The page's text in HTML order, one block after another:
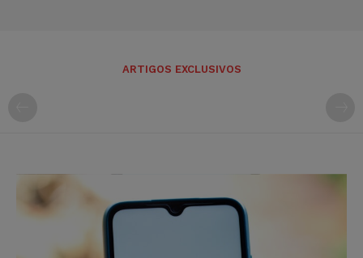
ARTIGOS EXCLUSIVOS